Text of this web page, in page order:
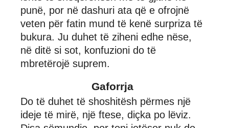
punë, por në dashuri ata që e ofrojnë
veten për fatin mund të kenë surpriza të
bukura. Ju duhet të ziheni edhe nëse,
në ditë si sot, konfuzioni do të
mbretërojë suprem.
Gaforrja
Do të duhet të shoshitësh përmes një
ideje të mirë, një ftese, diçka po lëviz.